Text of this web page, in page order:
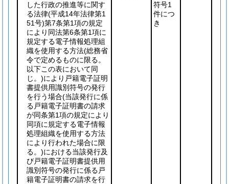
した行政の推進等に関す
る法律(平成14年法律第1
51号)第7条第1項の規定
により同法第6条第1項に
規定する電子情報処理組
織を使用する方法(総務省
令で定めるものに限る。
以下この表において同
じ。)により戸籍電子証明
書提供用識別符号の発行
を行う場合(当該発行に係
る戸籍電子証明書の請求
が同条第1項の規定により
同項に規定する電子情報
処理組織を使用する方法
により行われた場合に限
る。)における当該発行及
び戸籍電子証明書提供用
識別符号の発行に係る戸
籍電子証明書の請求を行
符号1
件につ
き